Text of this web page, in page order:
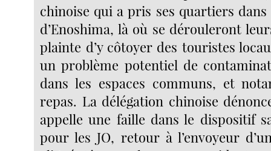
chinoise qui a pris ses quartiers
d’Enoshima, là où se dérouleront
plainte d’y côtoyer des touristes
un problème potentiel de
dans les espaces communs, et
repas. La délégation chinoise
appelle une faille dans le dispositif
pour les JO, retour à l’envoyeur